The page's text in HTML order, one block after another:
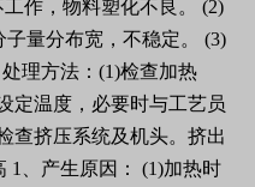
作，物料塑化不良。 (2)
量分布宽，不稳定。 (3)
理方法：(1)检查加热
定温度，必要时与工艺员
查挤压系统及机头。挤出
1、产生原因： (1)加热时